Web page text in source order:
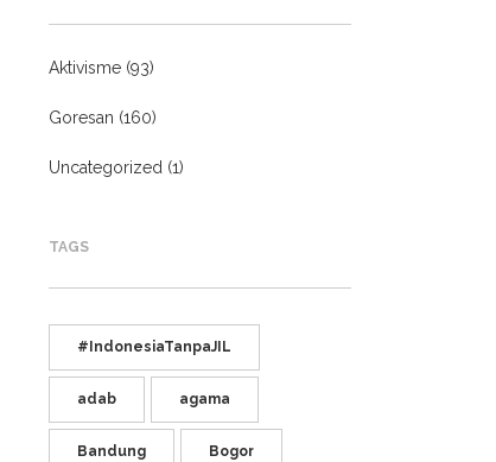
Aktivisme (93)
Goresan (160)
Uncategorized (1)
TAGS
#IndonesiaTanpaJIL
adab agama
Bandung Bogor